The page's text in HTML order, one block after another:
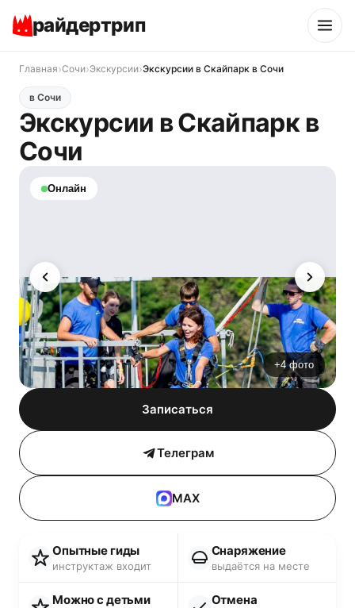
райдертрип
Главная›Сочи›Экскурсии›Экскурсии в Скайпарк в Сочи
в Сочи
Экскурсии в Скайпарк в
Сочи
Записаться
Телеграм
MAX
Онлайн
+4 фото
Опытные гиды
инструктаж входит
Снаряжение
выдаётся на месте
Можно с детьми Отмена